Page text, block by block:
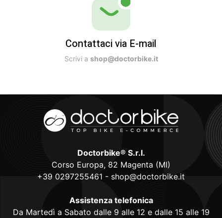
Contattaci via E-mail
Scrivi a shop@doctorbike.it
Doctorbike® S.r.l.
Corso Europa, 82 Magenta (MI)
+39 0297255461 - shop@doctorbike.it
Assistenza telefonica
Da Martedì a Sabato dalle 9 alle 12 e dalle 15 alle 19